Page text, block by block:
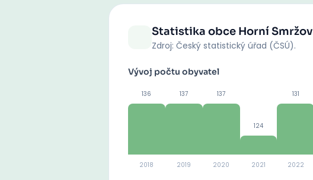
Statistika obce Horní Smržov
Zdroj: Český statistický úřad (ČSÚ).
Vývoj počtu obyvatel
136
2018
137
2019
137
2020
124
2021
131
2022